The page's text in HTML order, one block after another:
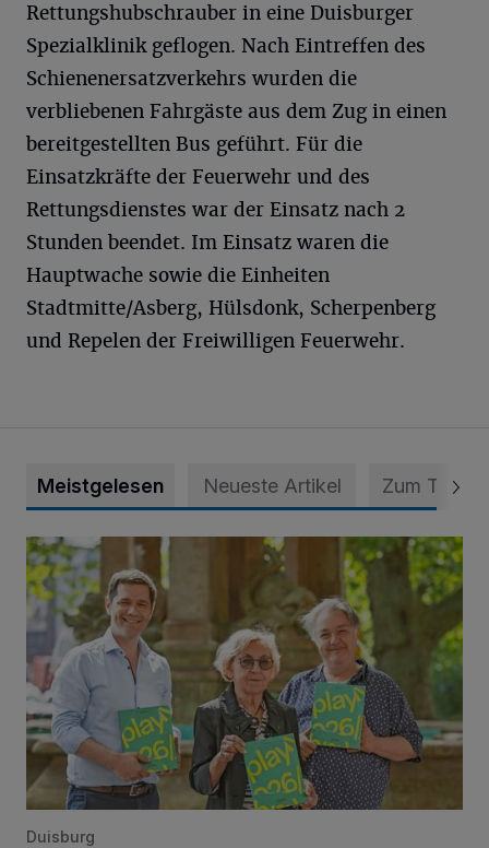
Rettungshubschrauber in eine Duisburger
Spezialklinik geflogen. Nach Eintreffen des
Schienenersatzverkehrs wurden die
verbliebenen Fahrgäste aus dem Zug in einen
bereitgestellten Bus geführt. Für die
Einsatzkräfte der Feuerwehr und des
Rettungsdienstes war der Einsatz nach 2
Stunden beendet. Im Einsatz waren die
Hauptwache sowie die Einheiten
Stadtmitte/Asberg, Hülsdonk, Scherpenberg
und Repelen der Freiwilligen Feuerwehr.
Meistgelesen Neueste Artikel Zum Thema
Philharmoniker haben Großes vor
Duisburg